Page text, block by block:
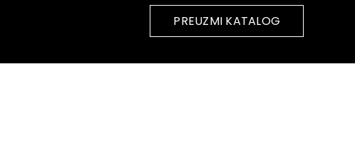
PREUZMI KATALOG